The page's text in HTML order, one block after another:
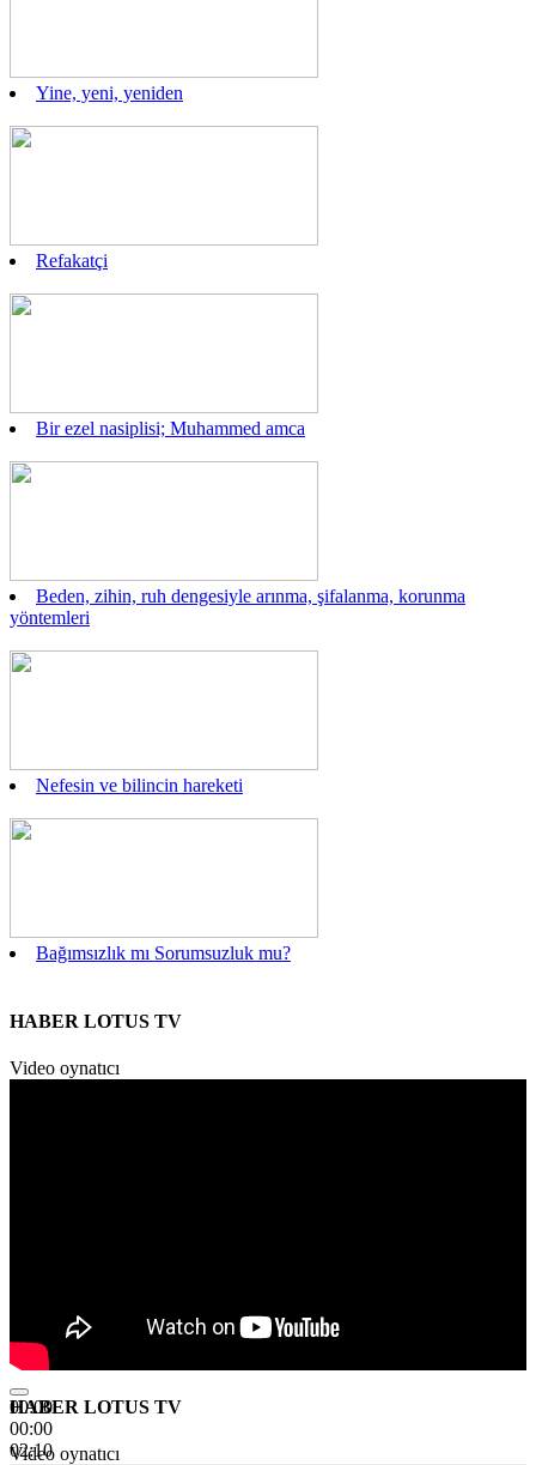
Yine, yeni, yeniden
Refakatçi
Bir ezel nasiplisi; Muhammed amca
Beden, zihin, ruh dengesiyle arınma, şifalanma, korunma
yöntemleri
Nefesin ve bilincin hareketi
Bağımsızlık mı Sorumsuzluk mu?
HABER LOTUS TV
Video oynatıcı
00:00
00:00
02:10
HABER LOTUS TV
Video oynatıcı